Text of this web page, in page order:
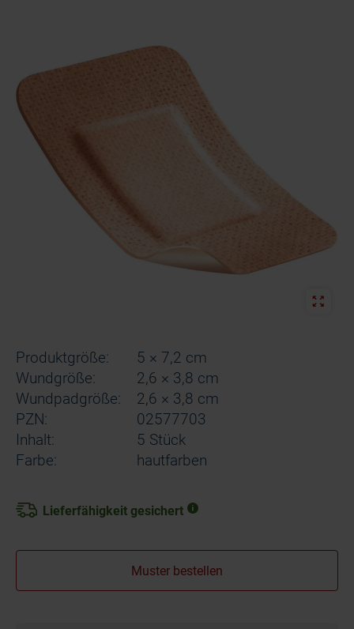
Produktgröße:
5 × 7,2 cm
Wundgröße:
2,6 × 3,8 cm
Wundpadgröße:
2,6 × 3,8 cm
PZN:
02577703
Inhalt:
5 Stück
Farbe:
hautfarben
Lieferfähigkeit gesichert